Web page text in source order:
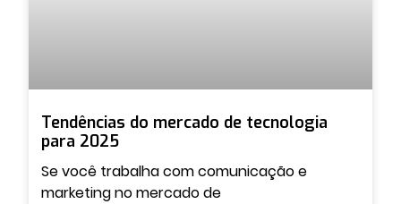
Tendências do mercado de tecnologia
para 2025
Se você trabalha com comunicação e
marketing no mercado de